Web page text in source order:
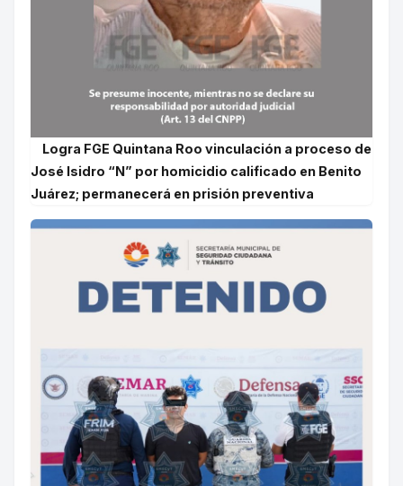
Logra FGE Quintana Roo vinculación a proceso de
José Isidro “N” por homicidio calificado en Benito
Juárez; permanecerá en prisión preventiva